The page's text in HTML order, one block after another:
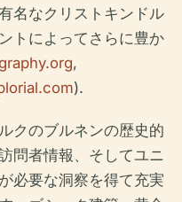
名なクリストキンドル
トによってさらに豊か
,
).
クのブルネンの歴史的
問者情報、そしてユニ
必要な洞察を得て充実